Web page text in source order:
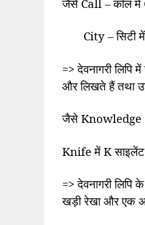
जैसे Call –कॉल में
City –सिटी में
=>देवनागरी
और लिखते हैं तथा
जैसे Knowledge
Knifeमें K
=>देवनागरी लिपि
खड़ी रेखा और एक